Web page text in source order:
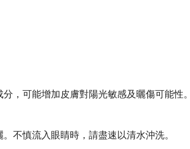
，可能增加皮膚對陽光敏感及曬傷可能性。
不慎流入眼睛時，請盡速以清水沖洗。